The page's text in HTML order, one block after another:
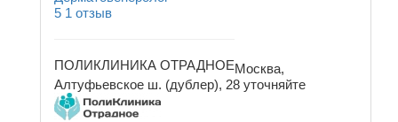
5 1 отзыв
ПОЛИКЛИНИКА ОТРАДНОЕМосква,
Алтуфьевское ш. (дублер), 28 уточняйте